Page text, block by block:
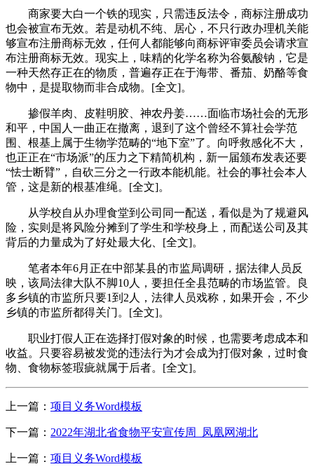
商家要大白一个铁的现实，只需违反法令，商标注册成功
也会被宣布无效。若是动机不纯、居心，不只行政办理机关能
够宣布注册商标无效，任何人都能够向商标评审委员会请求宣
布注册商标无效。现实上，味精的化学名称为谷氨酸钠，它是
一种天然存正在的物质，普遍存正在于海带、番茄、奶酪等食
物中，是提取物而非合成物。[全文]。
掺假羊肉、皮鞋明胶、神农丹姜……面临市场社会的无形
和平，中国人一曲正在撤离，退到了这个曾经不算社会学范
围、根基上属于生物学范畴的“地下室”了。向呼救感化不大，
也正正在“市场派”的压力之下精简机构，新一届颁布发表还要
“怯士断臂”，自砍三分之一行政本能机能。社会的事社会本人
管，这是新的根基准绳。[全文]。
从学校自从办理食堂到公司同一配送，看似是为了规避风
险，实则是将风险分摊到了学生和学校身上，而配送公司及其
背后的力量成为了好处最大化、[全文]。
笔者本年6月正在中部某县的市监局调研，据法律人员反
映，该局法律大队不脚10人，要担任全县范畴的市场监管。良
多乡镇的市监所只要1到2人，法律人员戏称，如果开会，不少
乡镇的市监所都得关门。[全文]。
职业打假人正在选择打假对象的时候，也需要考虑成本和
收益。只要容易被发觉的违法行为才会成为打假对象，过时食
物、食物标签瑕疵就属于后者。[全文]。
上一篇： 项目义务Word模板
下一篇： 2022年湖北省食物平安宣传周_凤凰网湖北
上一篇： 项目义务Word模板